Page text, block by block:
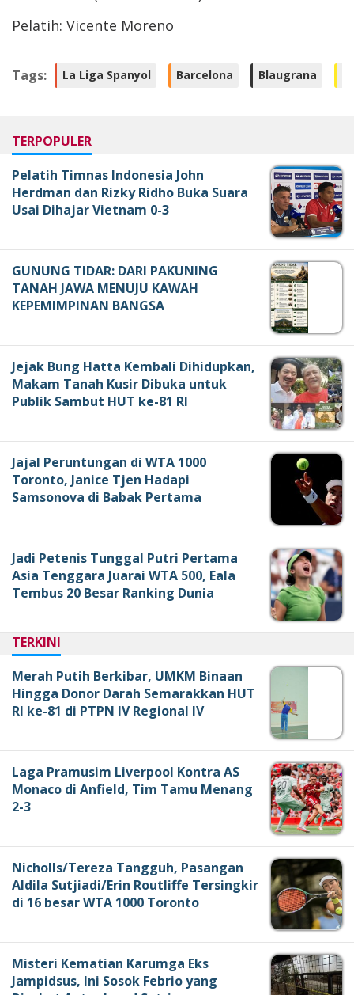
Pelatih: Vicente Moreno
Tags: La Liga Spanyol Barcelona Blaugrana
TERPOPULER
Pelatih Timnas Indonesia John
Herdman dan Rizky Ridho Buka Suara
Usai Dihajar Vietnam 0-3
GUNUNG TIDAR: DARI PAKUNING
TANAH JAWA MENUJU KAWAH
KEPEMIMPINAN BANGSA
Jejak Bung Hatta Kembali Dihidupkan,
Makam Tanah Kusir Dibuka untuk
Publik Sambut HUT ke-81 RI
Jajal Peruntungan di WTA 1000
Toronto, Janice Tjen Hadapi
Samsonova di Babak Pertama
Jadi Petenis Tunggal Putri Pertama
Asia Tenggara Juarai WTA 500, Eala
Tembus 20 Besar Ranking Dunia
TERKINI
Merah Putih Berkibar, UMKM Binaan
Hingga Donor Darah Semarakkan HUT
RI ke-81 di PTPN IV Regional IV
Laga Pramusim Liverpool Kontra AS
Monaco di Anfield, Tim Tamu Menang
2-3
Nicholls/Tereza Tangguh, Pasangan
Aldila Sutjiadi/Erin Routliffe Tersingkir
di 16 besar WTA 1000 Toronto
Misteri Kematian Karumga Eks
Jampidsus, Ini Sosok Febrio yang